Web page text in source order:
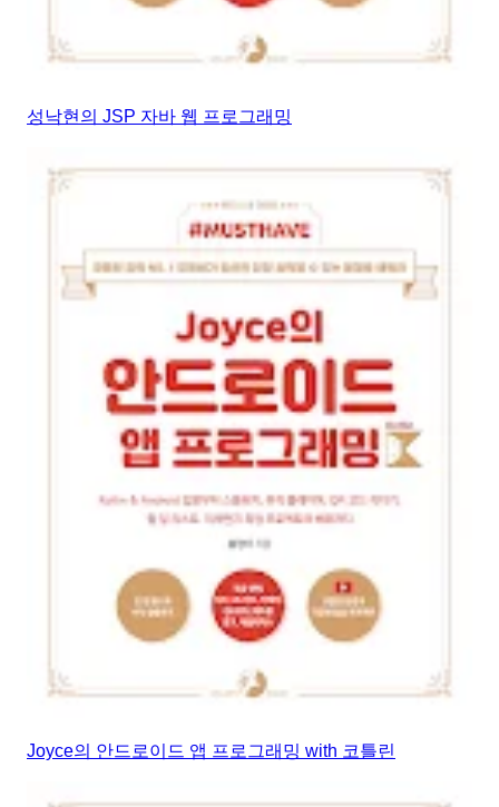
성낙현의 JSP 자바 웹 프로그래밍
Joyce의 안드로이드 앱 프로그래밍 with 코틀린